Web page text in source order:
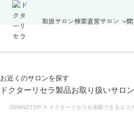
取扱サロン検索直営サロン
お近くのサロンを探す
ドクターリセラ製品お取り扱いサロ
GRANDTOP > ドクターリセラを体験できるエス